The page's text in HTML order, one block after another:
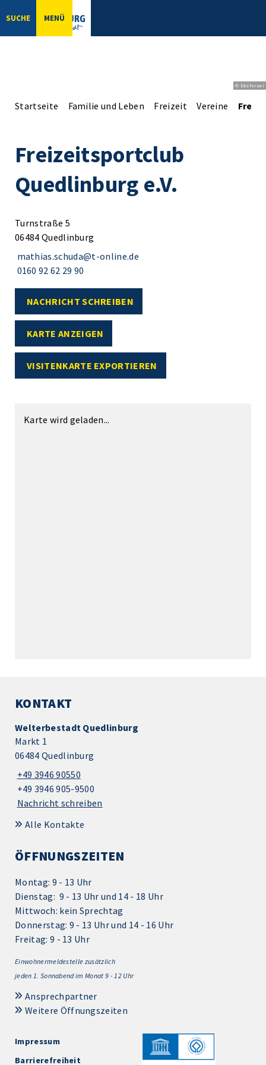
SUCHE MENÜ
© bbsferrari
Startseite Familie und Leben Freizeit Vereine
Freizeitsportclub
Quedlinburg e.V.
Turnstraße 5
06484 Quedlinburg
mathias.schuda@t-online.de
0160 92 62 29 90
NACHRICHT SCHREIBEN
KARTE ANZEIGEN
VISITENKARTE EXPORTIEREN
Karte wird geladen...
KONTAKT
Welterbestadt Quedlinburg
Markt 1
06484 Quedlinburg
+49 3946 90550
+49 3946 905-9500
Nachricht schreiben
Alle Kontakte
ÖFFNUNGSZEITEN
Montag: 9 - 13 Uhr
Dienstag: 9 - 13 Uhr und 14 - 18 Uhr
Mittwoch: kein Sprechtag
Donnerstag: 9 - 13 Uhr und 14 - 16 Uhr
Freitag: 9 - 13 Uhr
Einwohnermeldestelle zusätzlich
jeden 1. Sonnabend im Monat 9 - 12 Uhr
Ansprechpartner
Weitere Öffnungszeiten
Impressum
Barrierefreiheit